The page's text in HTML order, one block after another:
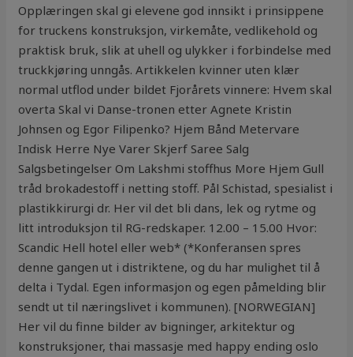
Opplæringen skal gi elevene god innsikt i prinsippene
for truckens konstruksjon, virkemåte, vedlikehold og
praktisk bruk, slik at uhell og ulykker i forbindelse med
truckkjøring unngås. Artikkelen kvinner uten klær
normal utflod under bildet Fjorårets vinnere: Hvem skal
overta Skal vi Danse-tronen etter Agnete Kristin
Johnsen og Egor Filipenko? Hjem Bånd Metervare
Indisk Herre Nye Varer Skjerf Saree Salg
Salgsbetingelser Om Lakshmi stoffhus More Hjem Gull
tråd brokadestoff i netting stoff. Pål Schistad, spesialist i
plastikkirurgi dr. Her vil det bli dans, lek og rytme og
litt introduksjon til RG-redskaper. 12.00 – 15.00 Hvor:
Scandic Hell hotel eller web* (*Konferansen spres
denne gangen ut i distriktene, og du har mulighet til å
delta i Tydal. Egen informasjon og egen påmelding blir
sendt ut til næringslivet i kommunen). [NORWEGIAN]
Her vil du finne bilder av bigninger, arkitektur og
konstruksjoner, thai massasje med happy ending oslo